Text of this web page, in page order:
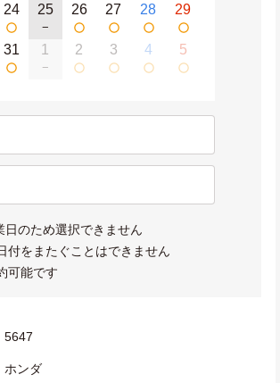
24 25
−
26 27 28 29
31 1
−
2 3 4 5
日のため選択できません
付をまたぐことはできません
可能です
5647
ホンダ